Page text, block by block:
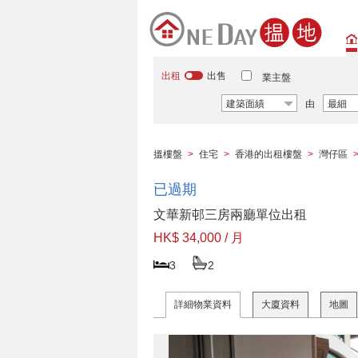
出租 出售 業主盤
建築面績 由 最細
搵樓盤 > 住宅 > 香港的出租樓盤 > 灣仔區 >
已過期
文華新邨三房兩廳單位出租
HK$ 34,000 / 月
3 2
詳細物業資料 大廈資料 地圖